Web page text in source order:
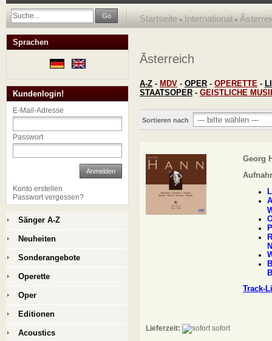
Go Startseite » International »
Ãsterreich
A-Z - MDV - OPER - OPERETTE -
STAATSOPER - GEISTLICHE
Sortieren nach
Georg
Track-
Lieferzeit: sofort
Sprachen
Kundenlogin!
E-Mail-Adresse
Passwort
Anmelden
Konto erstellen
Passwort vergessen?
Sänger A-Z
Neuheiten
Sonderangebote
Operette
Oper
Editionen
Acoustics